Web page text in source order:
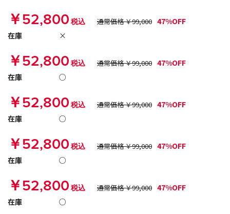
￥52,800税込 通常価格 ￥99,000 47%OFF
在庫
×
￥52,800税込 通常価格 ￥99,000 47%OFF
在庫
○
￥52,800税込 通常価格 ￥99,000 47%OFF
在庫
○
￥52,800税込 通常価格 ￥99,000 47%OFF
在庫
○
￥52,800税込 通常価格 ￥99,000 47%OFF
在庫
○